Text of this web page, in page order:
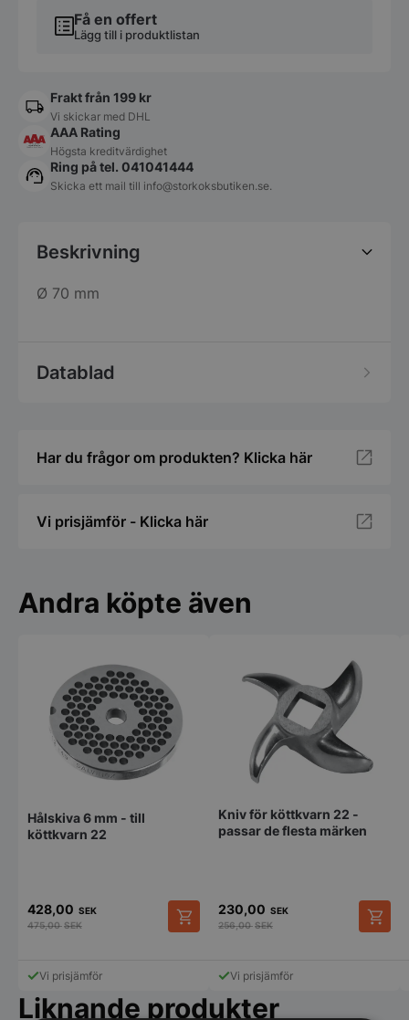
Få en offert
Lägg till i produktlistan
Frakt från 199 kr
Vi skickar med DHL
AAA Rating
Högsta kreditvärdighet
Ring på tel. 041041444
Skicka ett mail till info@storkoksbutiken.se.
Beskrivning
Ø 70 mm
Datablad
Har du frågor om produkten? Klicka här
Vi prisjämför - Klicka här
Andra köpte även
Hålskiva 6 mm - till
köttkvarn 22
428,00 SEK
475,00SEK
Vi prisjämför
Kniv för köttkvarn 22 -
passar de flesta märken
230,00 SEK
256,00SEK
Vi prisjämför
Liknande produkter